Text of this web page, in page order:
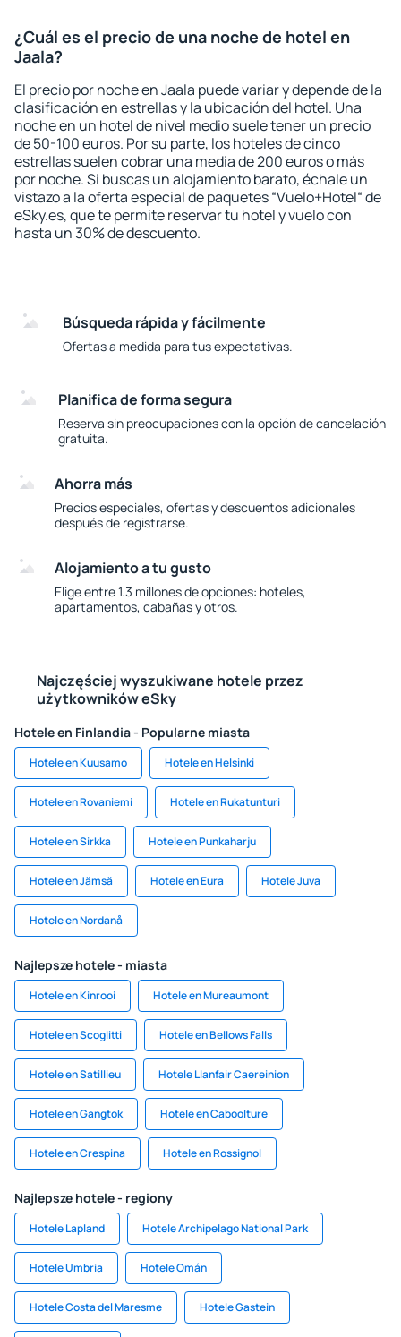
¿Cuál es el precio de una noche de hotel en
Jaala?
El precio por noche en Jaala puede variar y depende de la
clasificación en estrellas y la ubicación del hotel. Una
noche en un hotel de nivel medio suele tener un precio
de 50-100 euros. Por su parte, los hoteles de cinco
estrellas suelen cobrar una media de 200 euros o más
por noche. Si buscas un alojamiento barato, échale un
vistazo a la oferta especial de paquetes “Vuelo+Hotel“ de
eSky.es, que te permite reservar tu hotel y vuelo con
hasta un 30% de descuento.
Búsqueda rápida y fácilmente
Ofertas a medida para tus expectativas.
Planifica de forma segura
Reserva sin preocupaciones con la opción de cancelación
gratuita.
Ahorra más
Precios especiales, ofertas y descuentos adicionales
después de registrarse.
Alojamiento a tu gusto
Elige entre 1.3 millones de opciones: hoteles,
apartamentos, cabañas y otros.
Najczęściej wyszukiwane hotele przez
użytkowników eSky
Hotele en Finlandia - Popularne miasta
Hotele en Kuusamo Hotele en Helsinki
Hotele en Rovaniemi Hotele en Rukatunturi
Hotele en Sirkka Hotele en Punkaharju
Hotele en Jämsä Hotele en Eura Hotele Juva
Hotele en Nordanå
Najlepsze hotele - miasta
Hotele en Kinrooi Hotele en Mureaumont
Hotele en Scoglitti Hotele en Bellows Falls
Hotele en Satillieu Hotele Llanfair Caereinion
Hotele en Gangtok Hotele en Caboolture
Hotele en Crespina Hotele en Rossignol
Najlepsze hotele - regiony
Hotele Lapland Hotele Archipelago National Park
Hotele Umbria Hotele Omán
Hotele Costa del Maresme Hotele Gastein